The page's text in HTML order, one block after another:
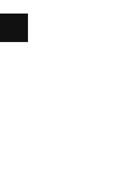
die Schaltflächen